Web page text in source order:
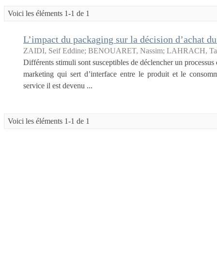
Voici les éléments 1-1 de 1
L’impact du packaging sur la décision d’achat
ZAIDI, Seif Eddine; BENOUARET, Nassim; LAHRACH,
Différents stimuli sont susceptibles de déclencher un
marketing qui sert d’interface entre le produit et le
service il est devenu ...
Voici les éléments 1-1 de 1